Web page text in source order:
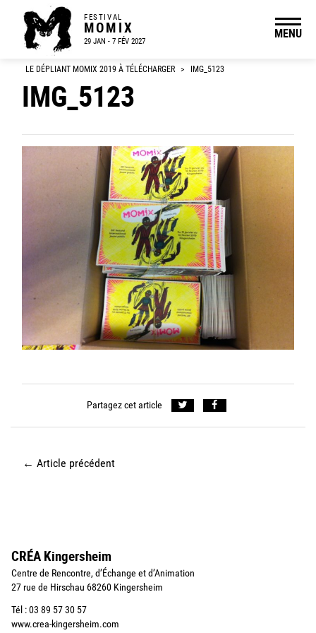
FESTIVAL
MOMIX
29 JAN - 7 FÉV 2027
MENU
LE DÉPLIANT MOMIX 2019 À TÉLÉCHARGER > IMG_5123
IMG_5123
Partagez cet article
← Article précédent
CRÉA Kingersheim
Centre de Rencontre, d’Échange et d’Animation
27 rue de Hirschau 68260 Kingersheim
Tél : 03 89 57 30 57
www.crea-kingersheim.com